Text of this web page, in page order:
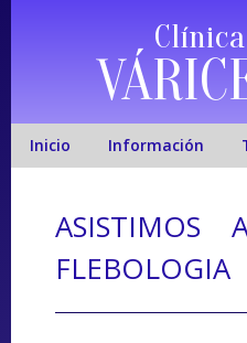
Inicio Información
ASISTIMOS
FLEBOLOGIA